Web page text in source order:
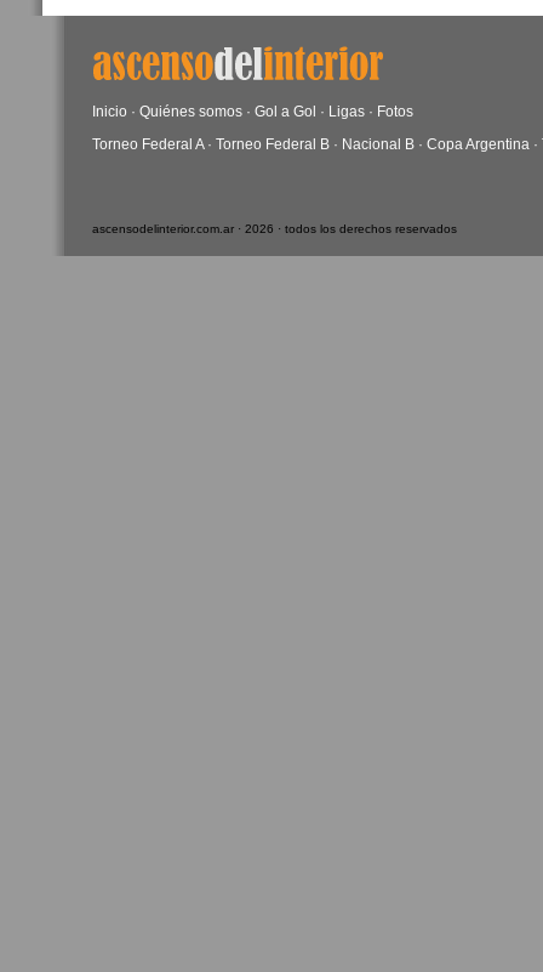
Inicio · Quiénes somos · Gol a Gol · Ligas · Fotos
Torneo Federal A· Torneo Federal B · Nacional B · Copa Argentina ·
ascensodelinterior.com.ar · 2026 · todos los derechos reservados